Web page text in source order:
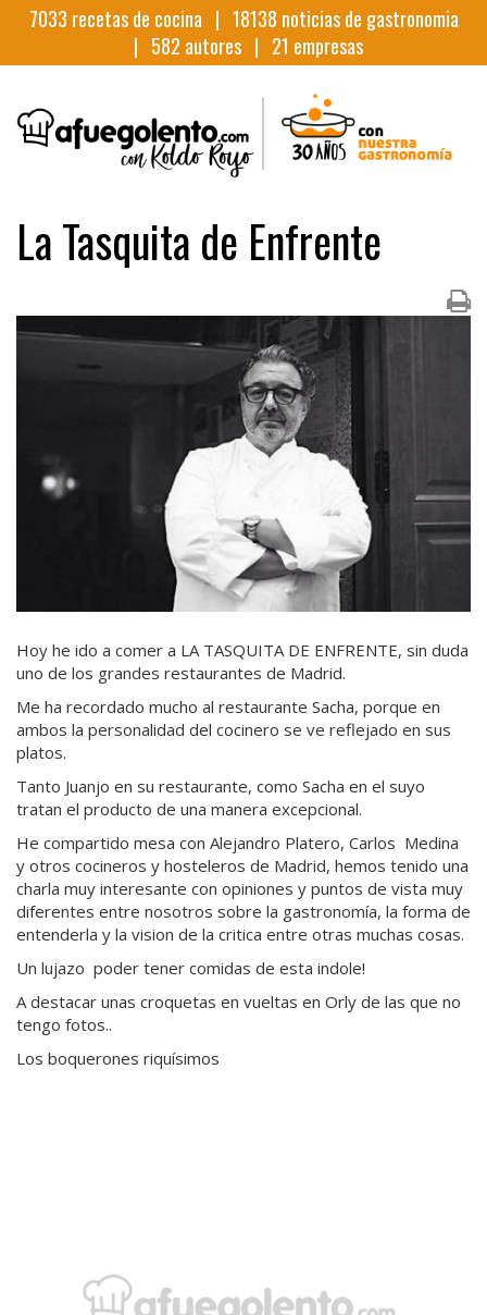
7033 recetas de cocina | 18138 noticias de gastronomia
| 582 autores | 21 empresas
La Tasquita de Enfrente
Hoy he ido a comer a LA TASQUITA DE ENFRENTE, sin duda
uno de los grandes restaurantes de Madrid.
Me ha recordado mucho al restaurante Sacha, porque en
ambos la personalidad del cocinero se ve reflejado en sus
platos.
Tanto Juanjo en su restaurante, como Sacha en el suyo
tratan el producto de una manera excepcional.
He compartido mesa con Alejandro Platero, Carlos Medina
y otros cocineros y hosteleros de Madrid, hemos tenido una
charla muy interesante con opiniones y puntos de vista muy
diferentes entre nosotros sobre la gastronomía, la forma de
entenderla y la vision de la critica entre otras muchas cosas.
Un lujazo poder tener comidas de esta indole!
A destacar unas croquetas en vueltas en Orly de las que no
tengo fotos..
Los boquerones riquísimos